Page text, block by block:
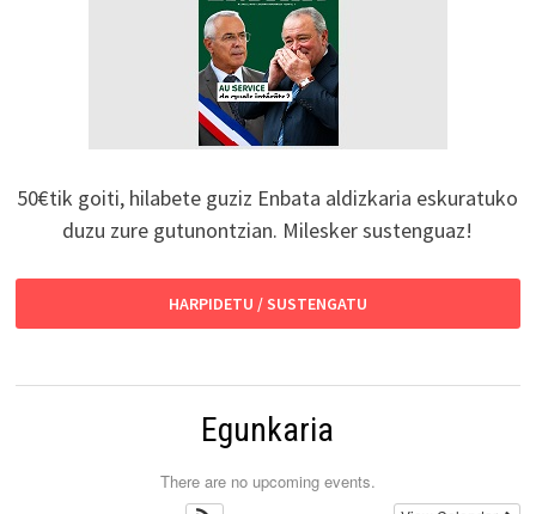
50€tik goiti, hilabete guziz Enbata aldizkaria eskuratuko
duzu zure gutunontzian. Milesker sustenguaz!
HARPIDETU / SUSTENGATU
Egunkaria
There are no upcoming events.